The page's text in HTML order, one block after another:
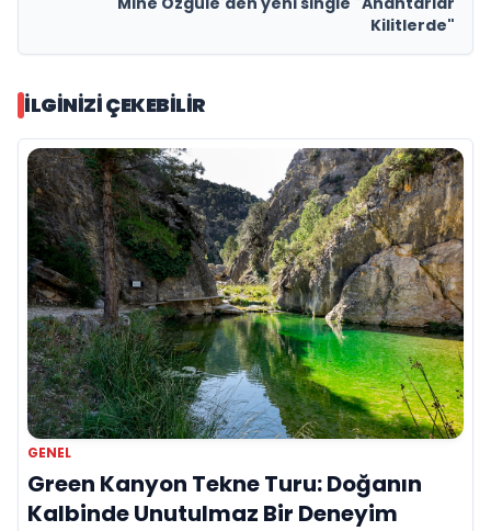
Kilitlerde"
İLGINIZI ÇEKEBILIR
GENEL
Green Kanyon Tekne Turu: Doğanın
Kalbinde Unutulmaz Bir Deneyim